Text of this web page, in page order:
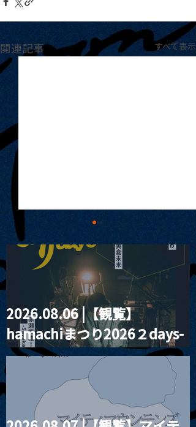
関連記事 すべて表示
2025.02.01 |【観覧】
昼）キミドリノミドリ
Vol.2
2026.08.06 |【観覧】
hamachiまつり2026２days-
月見ル君想フ編②